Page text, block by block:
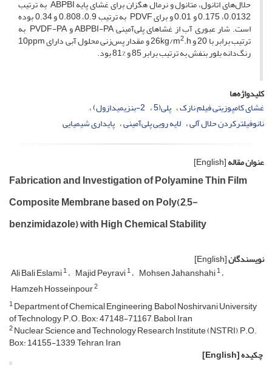
حلال‌های اتانول، متانول و نرمال هگزان برای غشای پایه ABPBI به ترتیب
0.0132، 0.175 و 0.01 و برای PDVF به ترتیب 0.9، 0.808 و 0.34 بوده
است. شار عبوری آب از غشاهای پلی‌آمینی ABPBI-PA و PVDF-PA به
ترتیب برابر با 20 و 26kg/m 2 .h و مقدار پس‌زنی محلول آبی دارای 10ppm
رنگ‌دانه بلور بنفش به ترتیب برابر 85 و %81 بود.
کلیدواژه‌ها
غشای کامپوزیتی فیلم نازک پلی‌(5
2-بنزیمیدازول)
نانوفیلترکردن حلال آلی لایه رویی پلی‌آمینی پایداری شیمیایی
عنوان مقاله[English]
Fabrication and Investigation of Polyamine Thin Film
Composite Membrane based on Poly(2,5-
benzimidazole) with High Chemical Stability
نویسندگان[English]
Ali Bali Eslami1 Majid Peyravi1 Mohsen Jahanshahi1
Hamzeh Hosseinpour2
1Department of Chemical Engineering, Babol Noshirvani University
of Technology, P.O. Box: 47148-71167, Babol, Iran
2Nuclear Science and Technology Research Institute (NSTRI), P.O.
Box: 14155-1339, Tehran, Iran
چکیده[English]